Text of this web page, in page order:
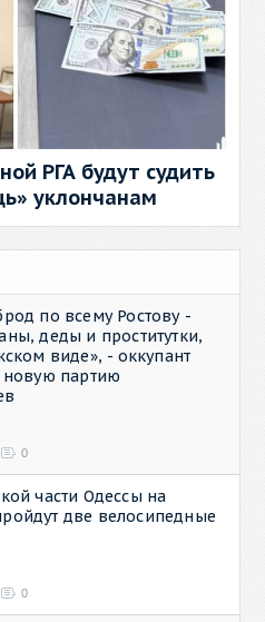
РГА будут судить
уклончанам
по всему Ростову -
деды и проститутки,
виде», - оккупант
новую партию
0
части Одессы на
две велосипедные
0